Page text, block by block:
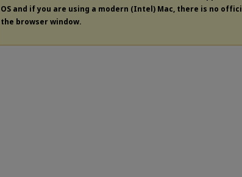
OS and if you are using a modern (Intel) Mac, there is no
the browser window.